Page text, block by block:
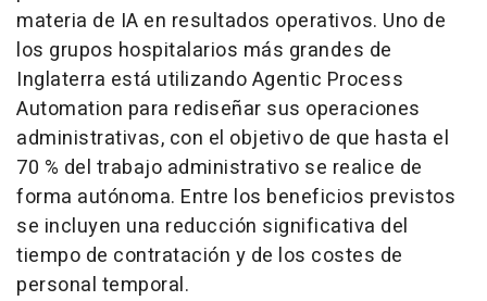
materia de IA en resultados operativos. Uno de
los grupos hospitalarios más grandes de
Inglaterra está utilizando Agentic Process
Automation para rediseñar sus operaciones
administrativas, con el objetivo de que hasta el
70 % del trabajo administrativo se realice de
forma autónoma. Entre los beneficios previstos
se incluyen una reducción significativa del
tiempo de contratación y de los costes de
personal temporal.